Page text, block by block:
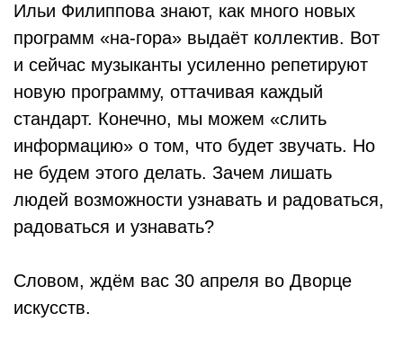
Ильи Филиппова знают, как много новых
программ «на-гора» выдаёт коллектив. Вот
и сейчас музыканты усиленно репетируют
новую программу, оттачивая каждый
стандарт. Конечно, мы можем «слить
информацию» о том, что будет звучать. Но
не будем этого делать. Зачем лишать
людей возможности узнавать и радоваться,
радоваться и узнавать?
Словом, ждём вас 30 апреля во Дворце
искусств.